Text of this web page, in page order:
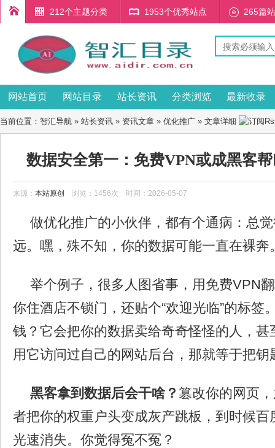
212个主题分类 1953个优秀站点 265篇
网站首页 网站目录 站长资讯 分类浏览 最新收录
当前位置： 智汇导航 » 站长资讯 » 资讯文章 » 优化推广 » 文章详细
数据安全第一：免费VPN或成黑客
来源： 本站原创 浏览：1456次 时间：2026-05-07
做优化推广的小伙伴，都有个通病：总
远。嘿，殊不知，你的数据可能一直在裸奔
举个例子，很多人图省事，用免费VPN
你住酒店不锁门，还贴个“欢迎光临”的标签
钱？它会把你的数据卖给奇奇怪怪的人，甚
用它访问过自己的网站后台，那就等于把
黑客拿到数据后会干啥？ 篡改你的网页
者把你的权重户头变成灰产跳板，到时候百
光速消失。你觉得冤不冤？